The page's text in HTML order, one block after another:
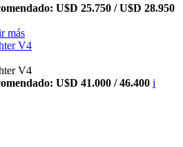
U$D 25.750 / U$D 28.950
más
V4
V4
U$D 41.000 / 46.400 i